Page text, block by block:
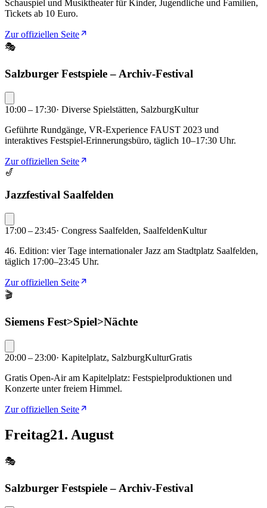
Schauspiel und Musiktheater für Kinder, Jugendliche und Familien,
Tickets ab 10 Euro.
Zur offiziellen Seite
🎭
Salzburger Festspiele – Archiv-Festival
10:00 – 17:30· Diverse Spielstätten, SalzburgKultur
Geführte Rundgänge, VR-Experience FAUST 2023 und
interaktives Festspiel-Erinnerungsbüro, täglich 10–17:30 Uhr.
Zur offiziellen Seite
🎷
Jazzfestival Saalfelden
17:00 – 23:45· Congress Saalfelden, SaalfeldenKultur
46. Edition: vier Tage internationaler Jazz am Stadtplatz Saalfelden,
täglich 17:00–23:45 Uhr.
Zur offiziellen Seite
🎬
Siemens Fest>Spiel>Nächte
20:00 – 23:00· Kapitelplatz, SalzburgKulturGratis
Gratis Open-Air am Kapitelplatz: Festspielproduktionen und
Konzerte unter freiem Himmel.
Zur offiziellen Seite
Freitag21. August
🎭
Salzburger Festspiele – Archiv-Festival